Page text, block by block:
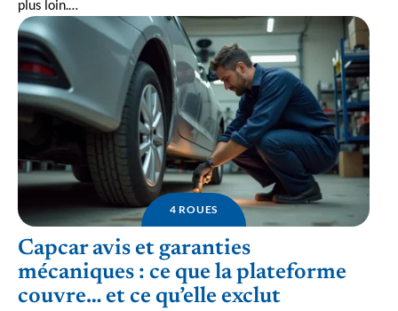
plus loin.…
4 ROUES
Capcar avis et garanties
mécaniques : ce que la plateforme
couvre… et ce qu’elle exclut